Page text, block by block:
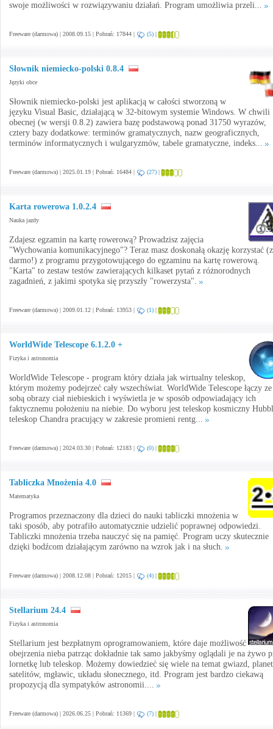
swoje możliwości w rozwiązywaniu działań. Program umożliwia przeli...
Freeware (darmowa) | 2008.09.15 | Pobrań: 17844 | (5) |
Słownik niemiecko-polski 0.8.4
Języki obce
Słownik niemiecko-polski jest aplikacją w całości stworzoną w
języku Visual Basic, działającą w 32-bitowym systemie Windows. W chwili
obecnej (w wersji 0.8.2) zawiera bazę podstawową ponad 31750 wyrazów,
cztery bazy dodatkowe: terminów gramatycznych, nazw geograficznych,
terminów informatycznych i wulgaryzmów, tabele gramatyczne, indeks...
Freeware (darmowa) | 2025.01.19 | Pobrań: 16484 | (27) |
Karta rowerowa 1.0.2.4
Nauka jazdy
Zdajesz egzamin na kartę rowerową? Prowadzisz zajęcia
"Wychowania komunikacyjnego"? Teraz masz doskonałą okazję korzystać
darmo!) z programu przygotowującego do egzaminu na kartę rowerową.
"Karta" to zestaw testów zawierających kilkaset pytań z różnorodnych
zagadnień, z jakimi spotyka się przyszły "rowerzysta".
Freeware (darmowa) | 2009.01.12 | Pobrań: 13953 | (1) |
WorldWide Telescope 6.1.2.0 +
Fizyka i astronomia
WorldWide Telescope - program który działa jak wirtualny teleskop,
którym możemy podejrzeć cały wszechświat. WorldWide Telescope łączy ze
sobą obrazy ciał niebieskich i wyświetla je w sposób odpowiadający ich
faktycznemu położeniu na niebie. Do wyboru jest teleskop kosmiczny
teleskop Chandra pracujący w zakresie promieni rentg...
Freeware (darmowa) | 2024.03.30 | Pobrań: 12183 | (0) |
Tabliczka Mnożenia 4.0
Matematyka
Programos przeznaczony dla dzieci do nauki tabliczki mnożenia w
taki sposób, aby potrafiło automatycznie udzielić poprawnej odpowiedzi.
Tabliczki mnożenia trzeba nauczyć się na pamięć. Program uczy skutecznie
dzięki bodźcom działającym zarówno na wzrok jak i na słuch.
Freeware (darmowa) | 2008.12.08 | Pobrań: 12015 | (4) |
Stellarium 24.4
Fizyka i astronomia
Stellarium jest bezpłatnym oprogramowaniem, które daje możliwość
obejrzenia nieba patrząc dokładnie tak samo jakbyśmy oglądali je na żywo
lornetkę lub teleskop. Możemy dowiedzieć się wiele na temat gwiazd,
satelitów, mgławic, układu słonecznego, itd. Program jest bardzo ciekawą
propozycją dla sympatyków astronomii....
Freeware (darmowa) | 2026.06.25 | Pobrań: 11369 | (7) |